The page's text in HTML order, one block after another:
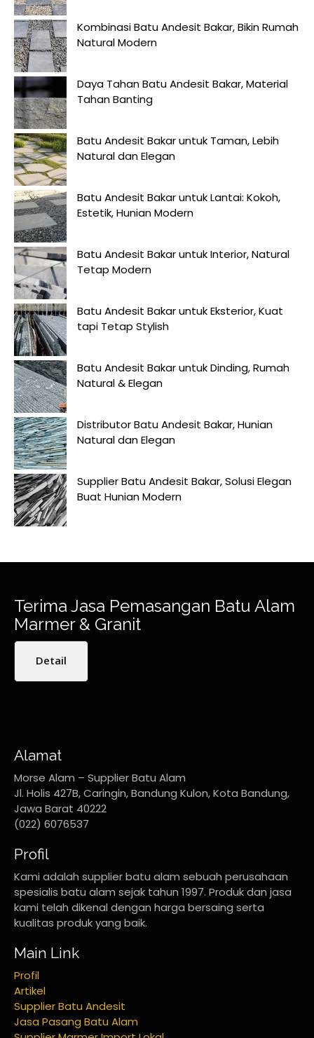
Kombinasi Batu Andesit Bakar, Bikin Rumah
Natural Modern
Daya Tahan Batu Andesit Bakar, Material
Tahan Banting
Batu Andesit Bakar untuk Taman, Lebih
Natural dan Elegan
Batu Andesit Bakar untuk Lantai: Kokoh,
Estetik, Hunian Modern
Batu Andesit Bakar untuk Interior, Natural
Tetap Modern
Batu Andesit Bakar untuk Eksterior, Kuat
tapi Tetap Stylish
Batu Andesit Bakar untuk Dinding, Rumah
Natural & Elegan
Distributor Batu Andesit Bakar, Hunian
Natural dan Elegan
Supplier Batu Andesit Bakar, Solusi Elegan
Buat Hunian Modern
Terima Jasa Pemasangan Batu Alam
Marmer & Granit
Detail
Alamat
Morse Alam – Supplier Batu Alam
Jl. Holis 427B, Caringin, Bandung Kulon, Kota Bandung,
Jawa Barat 40222
(022) 6076537
Profil
Kami adalah supplier batu alam sebuah perusahaan
spesialis batu alam sejak tahun 1997. Produk dan jasa
kami telah dikenal dengan harga bersaing serta
kualitas produk yang baik.
Main Link
Profil
Artikel
Supplier Batu Andesit
Jasa Pasang Batu Alam